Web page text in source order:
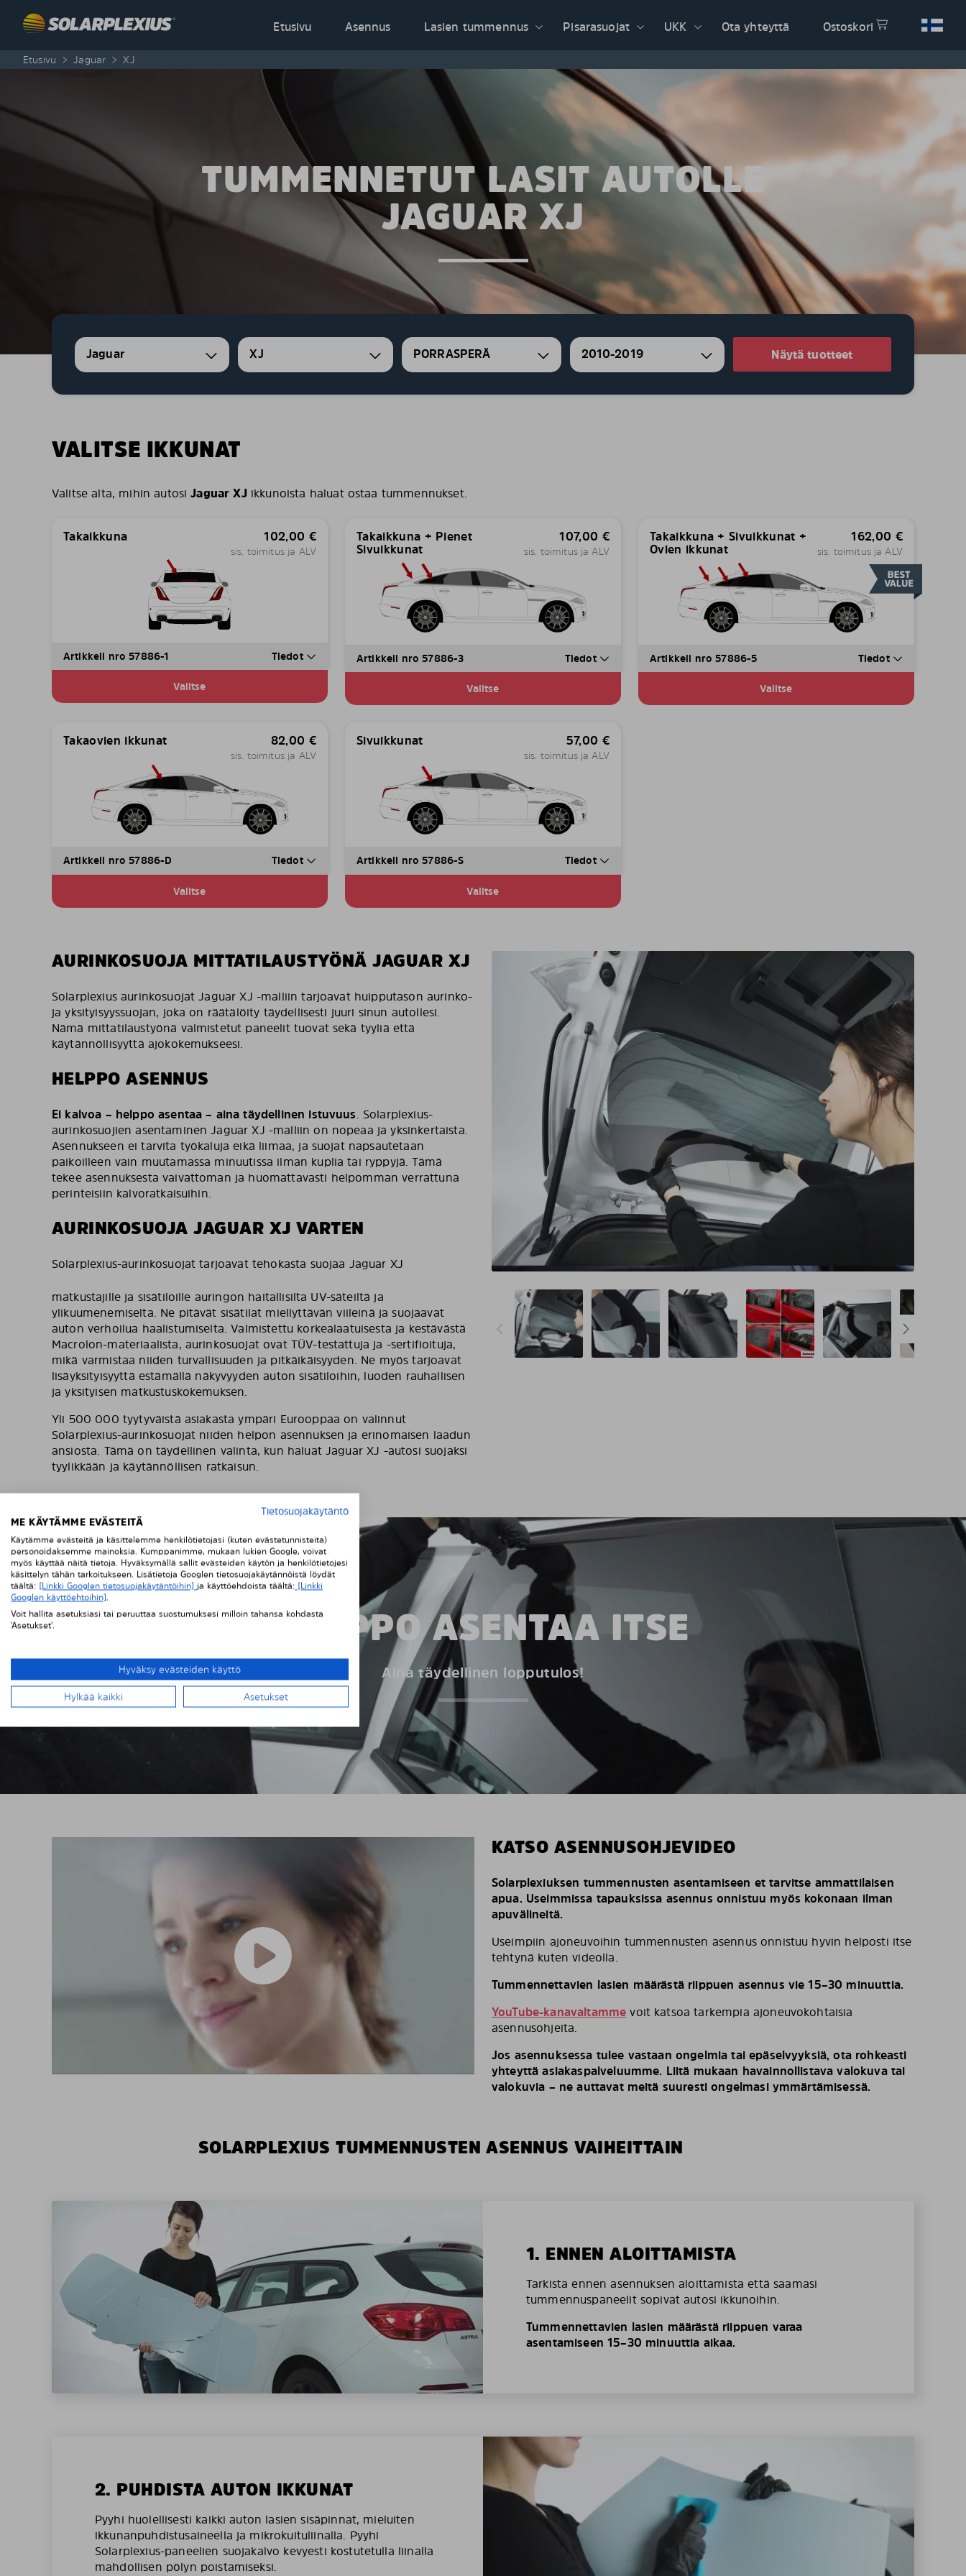
Etusivu
Asennus Lasien tummennus Pisarasuojat UKK Ota yhteyttä Ostoskori
Etusivu > Jaguar > XJ
TUMMENNETUT LASIT AUTOLLE
JAGUAR XJ
Jaguar XJ PORRASPERÄ 2010-2019 Näytä tuotteet
VALITSE IKKUNAT
Valitse alta, mihin autosiJaguar XJ ikkunoista haluat ostaa tummennukset.
Takaikkuna 102,00 €
sis. toimitus ja ALV
Artikkeli nro 57886-1 Tiedot
Valitse
Takaikkuna + Pienet
Sivuikkunat
107,00 €
sis. toimitus ja ALV
Artikkeli nro 57886-3 Tiedot
Valitse
Takaikkuna + Sivuikkunat +
Ovien ikkunat
162,00 €
sis. toimitus ja ALV
Artikkeli nro 57886-5 Tiedot
Valitse
Takaovien ikkunat 82,00 €
sis. toimitus ja ALV
Artikkeli nro 57886-D Tiedot
Valitse
Sivuikkunat 57,00 €
sis. toimitus ja ALV
Artikkeli nro 57886-S Tiedot
Valitse
AURINKOSUOJA MITTATILAUSTYÖNÄ JAGUAR XJ
Solarplexius aurinkosuojat Jaguar XJ -malliin tarjoavat huipputason aurinko-
ja yksityisyyssuojan, joka on räätälöity täydellisesti juuri sinun autollesi.
Nämä mittatilaustyönä valmistetut paneelit tuovat sekä tyyliä että
käytännöllisyyttä ajokokemukseesi.
HELPPO ASENNUS
Ei kalvoa – helppo asentaa – aina täydellinen istuvuus. Solarplexius-
aurinkosuojien asentaminen Jaguar XJ -malliin on nopeaa ja yksinkertaista.
Asennukseen ei tarvita työkaluja eikä liimaa, ja suojat napsautetaan
paikoilleen vain muutamassa minuutissa ilman kuplia tai ryppyjä. Tämä
tekee asennuksesta vaivattoman ja huomattavasti helpomman verrattuna
perinteisiin kalvoratkaisuihin.
AURINKOSUOJA JAGUAR XJ VARTEN
Solarplexius-aurinkosuojat tarjoavat tehokasta suojaa Jaguar XJ
matkustajille ja sisätiloille auringon haitallisilta UV-säteiltä ja
ylikuumenemiselta. Ne pitävät sisätilat miellyttävän viileinä ja suojaavat
auton verhoilua haalistumiselta. Valmistettu korkealaatuisesta ja kestävästä
Macrolon-materiaalista, aurinkosuojat ovat TÜV-testattuja ja -sertifioituja,
mikä varmistaa niiden turvallisuuden ja pitkäikäisyyden. Ne myös tarjoavat
lisäyksityisyyttä estämällä näkyvyyden auton sisätiloihin, luoden rauhallisen
ja yksityisen matkustuskokemuksen.
Yli 500 000 tyytyväistä asiakasta ympäri Eurooppaa on valinnut
Solarplexius-aurinkosuojat niiden helpon asennuksen ja erinomaisen laadun
ansiosta. Tämä on täydellinen valinta, kun haluat Jaguar XJ -autosi suojaksi
tyylikkään ja käytännöllisen ratkaisun.
HELPPO ASENTAA ITSE
Aina täydellinen lopputulos!
KATSO ASENNUSOHJEVIDEO
Solarplexiuksen tummennusten asentamiseen et tarvitse ammattilaisen
apua. Useimmissa tapauksissa asennus onnistuu myös kokonaan ilman
apuvälineitä.
Useimpiin ajoneuvoihin tummennusten asennus onnistuu hyvin helposti itse
tehtynä kuten videolla.
Tummennettavien lasien määrästä riippuen asennus vie 15–30 minuuttia.
YouTube-kanavaltamme voit katsoa tarkempia ajoneuvokohtaisia
asennusohjeita.
Jos asennuksessa tulee vastaan ongelmia tai epäselvyyksiä, ota rohkeasti
yhteyttä asiakaspalveluumme. Liitä mukaan havainnollistava valokuva tai
valokuvia – ne auttavat meitä suuresti ongelmasi ymmärtämisessä.
SOLARPLEXIUS TUMMENNUSTEN ASENNUS VAIHEITTAIN
1. ENNEN ALOITTAMISTA
Tarkista ennen asennuksen aloittamista että saamasi
tummennuspaneelit sopivat autosi ikkunoihin.
Tummennettavien lasien määrästä riippuen varaa
asentamiseen 15–30 minuuttia aikaa.
2. PUHDISTA AUTON IKKUNAT
Pyyhi huolellisesti kaikki auton lasien sisäpinnat, mieluiten
ikkunanpuhdistusaineella ja mikrokuituliinalla. Pyyhi
Solarplexius-paneelien suojakalvo kevyesti kostutetulla liinalla
mahdollisen pölyn poistamiseksi.
Tietosuojakäytäntö
ME KÄYTÄMME EVÄSTEITÄ
Käytämme evästeitä ja käsittelemme henkilötietojasi (kuten evästetunnisteita)
personoidaksemme mainoksia. Kumppanimme, mukaan lukien Google, voivat
myös käyttää näitä tietoja. Hyväksymällä sallit evästeiden käytön ja henkilötietojesi
käsittelyn tähän tarkoitukseen. Lisätietoja Googlen tietosuojakäytännöistä löydät
täältä: [Linkki Googlen tietosuojakäytäntöihin]ja käyttöehdoista täältä: [Linkki
Googlen käyttöehtoihin].
Voit hallita asetuksiasi tai peruuttaa suostumuksesi milloin tahansa kohdasta
'Asetukset'.
Hyväksy evästeiden käyttö
Hylkää kaikki Asetukset